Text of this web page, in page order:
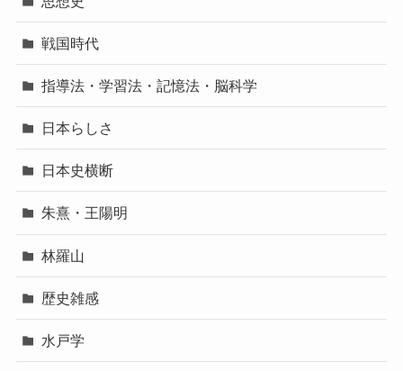
戦国時代
指導法・学習法・記憶法・脳科学
日本らしさ
日本史横断
朱熹・王陽明
林羅山
歴史雑感
水戸学